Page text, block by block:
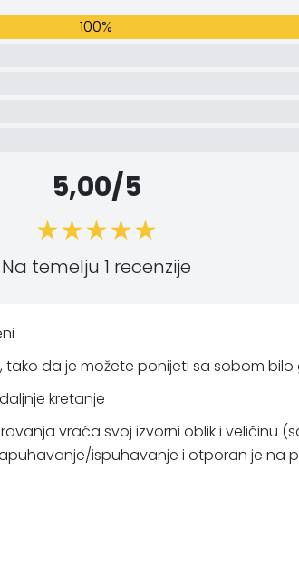
100%
5,00/5
Na temelju 1 recenzije
da je možete ponijeti sa sobom bilo
kretanje
vraća svoj izvorni oblik i
ispuhavanje i otporan je na